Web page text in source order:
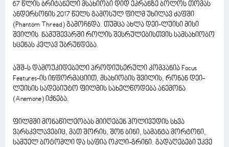
67 წლის ბრიტანელი მსახიობი დიდ ეკრანზე ბოლოს თომას
ანდერსონის 2017 წელს გამოსულ ფილმ უხილავ ძაფში
(Phantom Thread) გამოჩნდა. თუმცა ახლა დეი-ლუისი მისი
შვილის ნამუშევარში როლის შესრულებისთვის სამსახიობო
სცენას კვლავ უბრუნდება.
აშშ-ს დამოუკიდებელი პროდიუსერული კომპანია Focus
Features-ის ინფორმაციით, მსახიობის შვილის, რონან დეი-
ლუისის სადებიუტო ფილმის სახელწოდება ანემონა
(Anemone) იქნება.
ფილმში მონაწილეობას მიიღებენ ჰოლივუდის სხვა
ვარსკვლავებიც, მათ შორის, შონ ბინი, სამანტა მორტონი,
სამუელ ბოტომლი და საფია ოკლი-გრინი. გადაღებები უკვე